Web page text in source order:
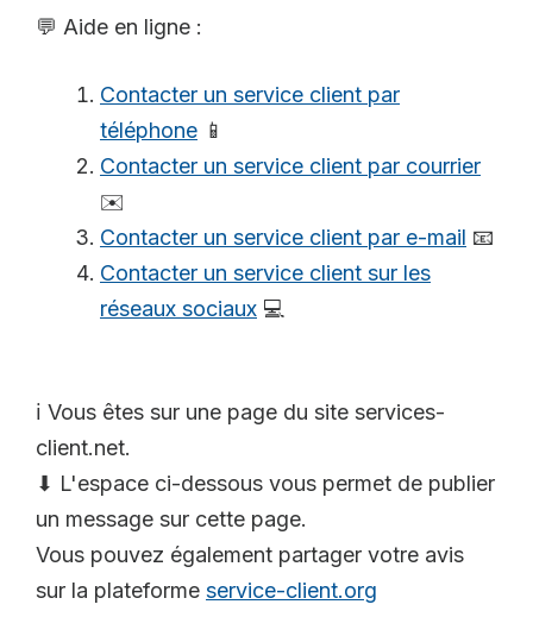
💬 Aide en ligne :
Contacter un service client par
téléphone 📱
Contacter un service client par courrier
✉️
Contacter un service client par e-mail 📧
Contacter un service client sur les
réseaux sociaux 💻
ℹ️ Vous êtes sur une page du site services-
client.net.
⬇ L'espace ci-dessous vous permet de publier
un message sur cette page.
Vous pouvez également partager votre avis
sur la plateforme service-client.org